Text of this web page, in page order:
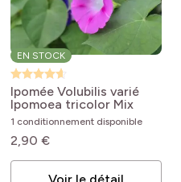
EN STOCK
Ipomée Volubilis varié
Ipomoea tricolor Mix
1 conditionnement disponible
2,90 €